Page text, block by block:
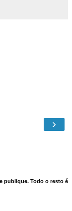
›
publique. Todo o resto é